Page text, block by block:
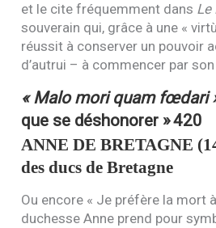
et le cite fréquemment dans Le
souverain qui, grâce à une «
réussit à conserver un pouvoir
d’autrui – à commencer par
« Malo mori quam fœdari
que se déshonorer »420
ANNE DE BRETAGNE
des ducs de Bretagne
Ou encore « Je préfère la mort
duchesse Anne prend pour